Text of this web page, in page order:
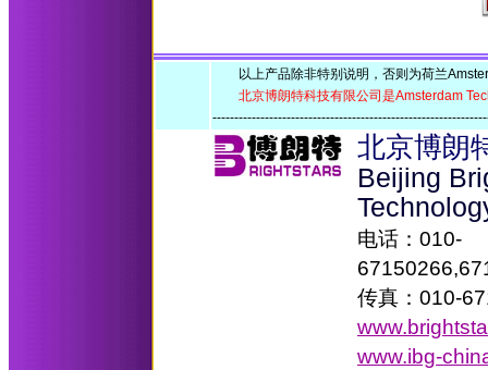
以上产品除非特别说明，否则为荷兰
北京博朗特科技有限公司是Amsterdam
北京博朗
Beijing
电话：010-
传真：010-
www.ibg-